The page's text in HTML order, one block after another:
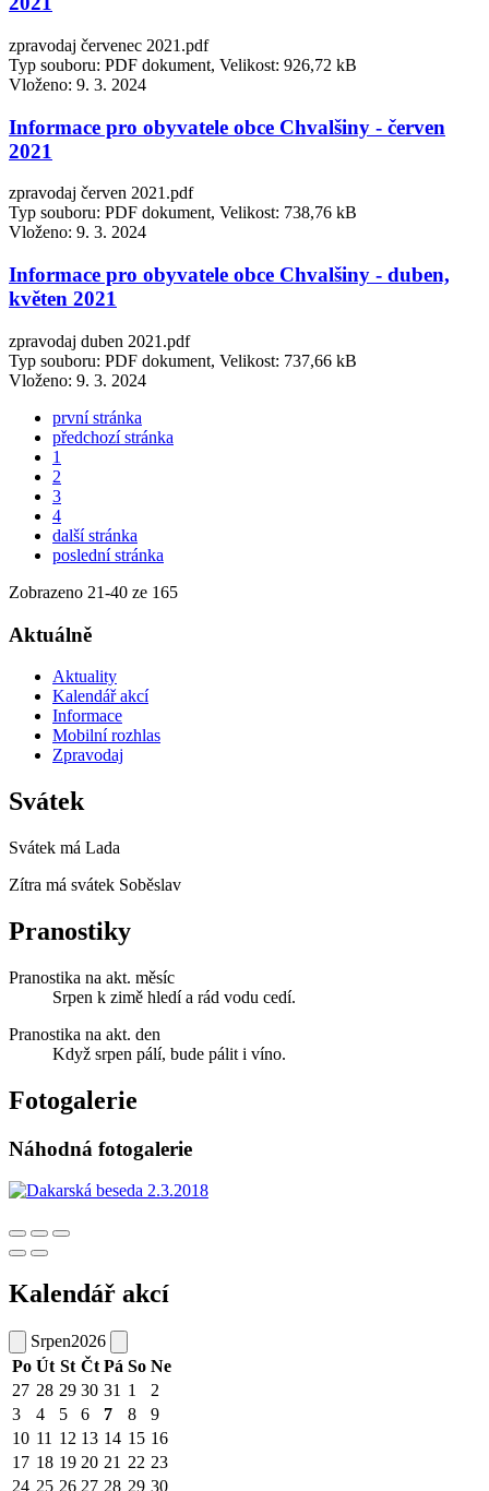
zpravodaj červenec 2021.pdf
Typ souboru: PDF dokument, Velikost: 926,72 kB
Vloženo: 9. 3. 2024
Informace pro obyvatele obce Chvalšiny - červen
2021
zpravodaj červen 2021.pdf
Typ souboru: PDF dokument, Velikost: 738,76 kB
Vloženo: 9. 3. 2024
Informace pro obyvatele obce Chvalšiny - duben,
květen 2021
zpravodaj duben 2021.pdf
Typ souboru: PDF dokument, Velikost: 737,66 kB
Vloženo: 9. 3. 2024
první stránka
předchozí stránka
1
2
3
4
další stránka
poslední stránka
Zobrazeno 21-40 ze 165
Aktuálně
Aktuality
Kalendář akcí
Informace
Mobilní rozhlas
Zpravodaj
Svátek
Svátek má Lada
Zítra má svátek Soběslav
Pranostiky
Pranostika na akt. měsíc
Srpen k zimě hledí a rád vodu cedí.
Pranostika na akt. den
Když srpen pálí, bude pálit i víno.
Fotogalerie
Náhodná fotogalerie
Kalendář akcí
Srpen2026
Po Út St Čt Pá So Ne
27 28 29 30 31 1
2
3
4 5 6 7 8
9
10 11 12 13 14 15 16
17 18 19 20 21 22 23
24 25 26 27 28 29 30